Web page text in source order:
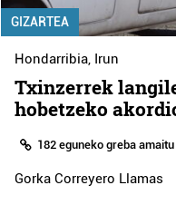
GIZARTEA
Hondarribia, Irun
Txinzerrek
hobetzeko
182 eguneko greba
Gorka Correyero Llamas